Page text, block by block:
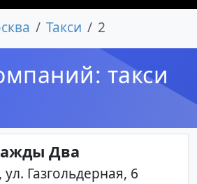
Такси 2
такси
Два
Газгольдерная, 6